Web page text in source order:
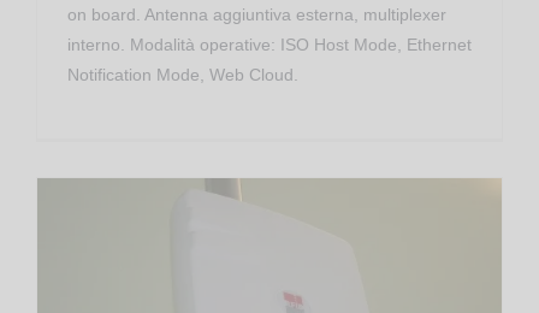
on board. Antenna aggiuntiva esterna, multiplexer
interno. Modalità operative: ISO Host Mode, Ethernet
Notification Mode, Web Cloud.